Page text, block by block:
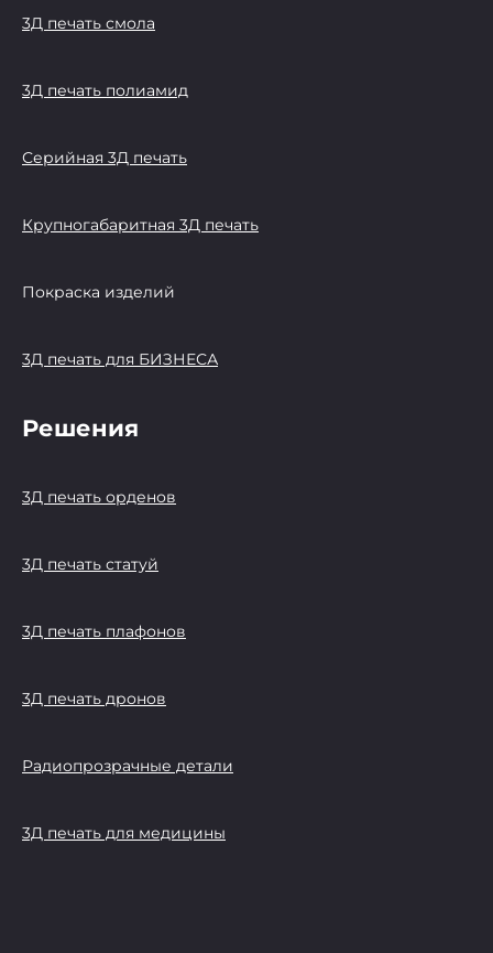
3Д печать смола
3Д печать полиамид
Серийная 3Д печать
Крупногабаритная 3Д печать
Покраска изделий
3Д печать для БИЗНЕСА
Решения
3Д печать орденов
3Д печать статуй
3Д печать плафонов
3Д печать дронов
Радиопрозрачные детали
3Д печать для медицины